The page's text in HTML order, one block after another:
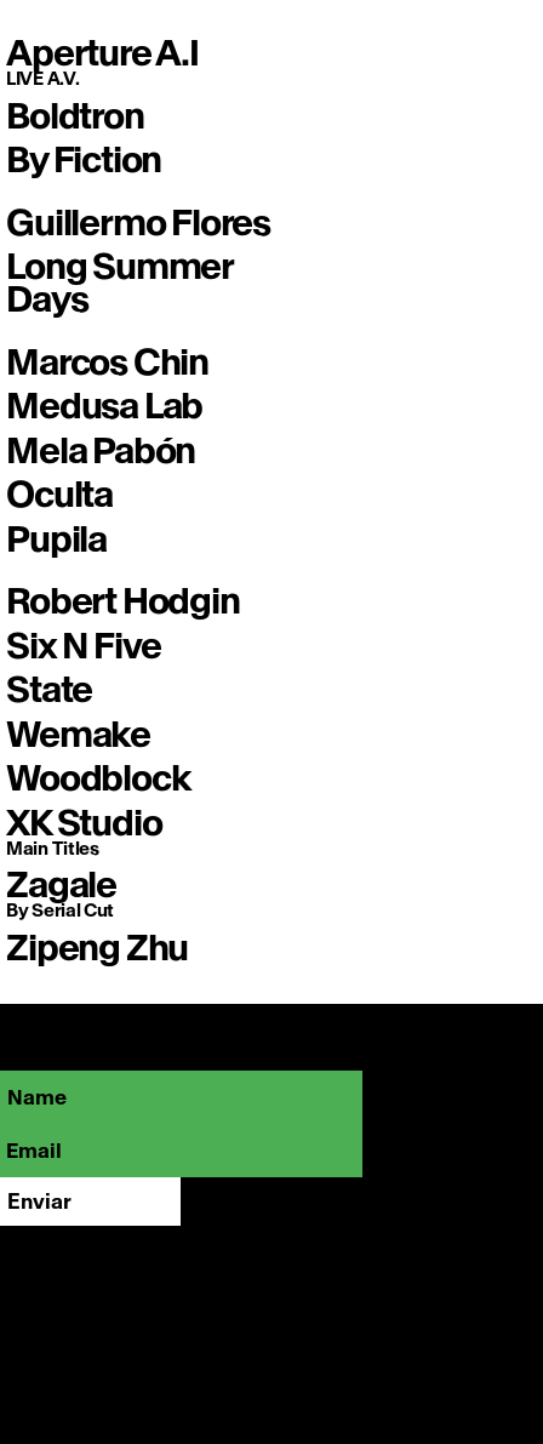
Aperture A.I
LIVE A.V.
Boldtron
By Fiction
Guillermo Flores
Long Summer
Days
Marcos Chin
Medusa Lab
Mela Pabón
Oculta
Pupila
Robert Hodgin
Six N Five
State
Wemake
Woodblock
XK Studio
Main Titles
Zagale
By Serial Cut
Zipeng Zhu
Enviar